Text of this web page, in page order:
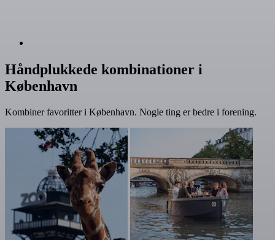
Håndplukkede kombinationer i
København
Kombiner favoritter i København. Nogle ting er bedre i forening.